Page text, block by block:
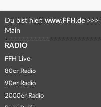
Du bist hier: www.FFH.de >>>
Main
RADIO
FFH Live
80er Radio
90er Radio
2000er Radio